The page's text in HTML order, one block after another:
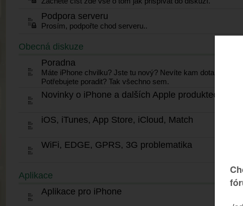
Podpora serveru
Prosím, podpořte chod serveru..
Obecná diskuze
Poradna
Máte iPhone chvilku? Jste tu nový? Nevíte kam dotaz zařadit?
Potřebujete poradit? Tak všechno sem.
Novinky o iPhone a dalších Apple produktech
iOS, iTunes, App Store, iCloud, Match
WiFi, EDGE, GPRS, 3G problematika
Aplikace
Aplikace pro iPhone